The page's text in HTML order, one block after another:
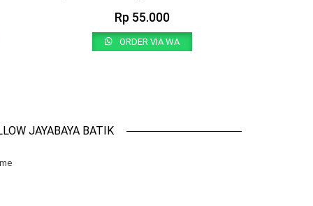
Rp 55.000
ORDER VIA WA
JAYABAYA BATIK